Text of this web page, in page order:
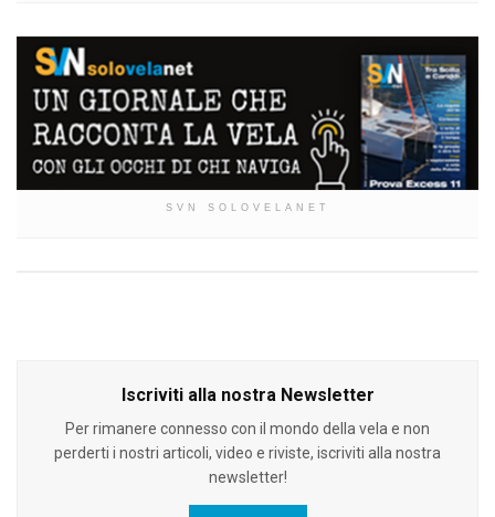
SVN SOLOVELANET
Iscriviti alla nostra Newsletter
Per rimanere connesso con il mondo della vela e non
perderti i nostri articoli, video e riviste, iscriviti alla nostra
newsletter!